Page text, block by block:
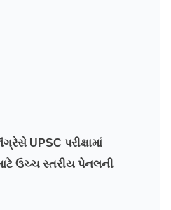
UPSC પરીક્ષામાં
ઉચ્ચ સ્તરીય પેનલની